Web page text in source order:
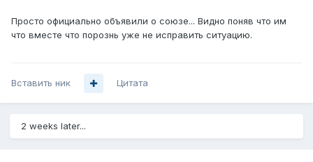
Просто официально объявили о союзе... Видно поняв что им
что вместе что порознь уже не исправить ситуацию.
Вставить ник Цитата
2 weeks later...